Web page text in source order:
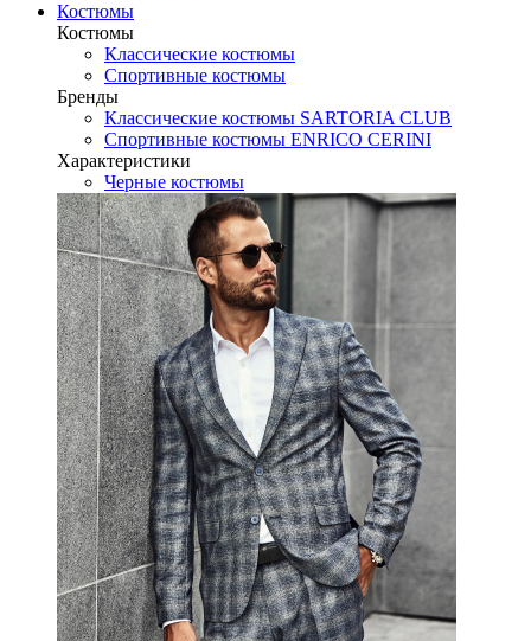
Костюмы
Костюмы
Классические костюмы
Спортивные костюмы
Бренды
Классические костюмы SARTORIA CLUB
Спортивные костюмы ENRICO CERINI
Характеристики
Черные костюмы